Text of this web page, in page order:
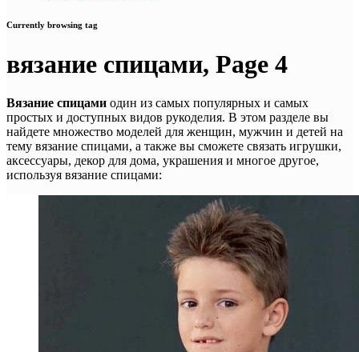
Currently browsing tag
вязание спицами, Page 4
Вязание спицами один из самых популярных и самых
простых и доступных видов рукоделия. В этом разделе вы
найдете множество моделей для женщин, мужчин и детей на
тему вязание спицами, а также вы сможете связать игрушки,
аксессуары, декор для дома, украшения и многое другое,
используя вязание спицами: